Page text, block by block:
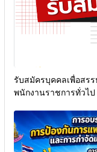
รับสมัครบุคคลเพื่อสร
พนักงานราชการทั่วไป